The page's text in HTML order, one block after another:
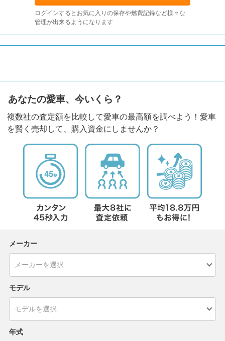
ログインするとお気に入りの保存や燃費記録など様々な
管理が出来るようになります
あなたの愛車、今いくら？
複数社の査定額を比較して愛車の最高額を調べよう！愛車
を賢く売却して、購入資金にしませんか？
メーカー
モデル
年式